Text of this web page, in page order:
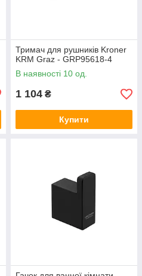
Тримач для рушників Kroner
KRM Graz - GRP95618-4
В наявності 10 од.
1 104 ₴
Купити